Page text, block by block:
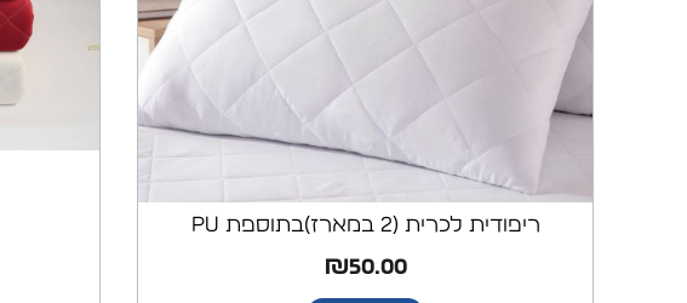
ריפודית לכרית (2 במארז)בתוספת pu
₪50.00